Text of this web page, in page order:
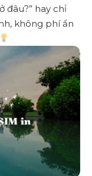
đâu?” hay chỉ
không phí ẩn